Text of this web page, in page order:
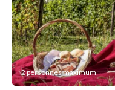
2 personnes maximum